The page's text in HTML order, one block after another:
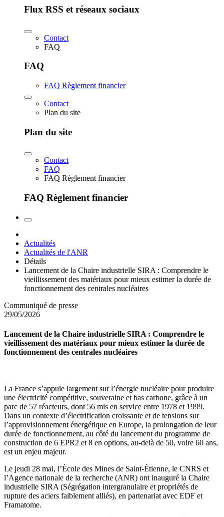
Flux RSS et réseaux sociaux
Contact
FAQ
FAQ
FAQ Règlement financier
Contact
Plan du site
Plan du site
Contact
FAQ
FAQ Règlement financier
FAQ Règlement financier
Actualités
Actualités de l'ANR
Détails
Lancement de la Chaire industrielle SIRA : Comprendre le
vieillissement des matériaux pour mieux estimer la durée de
fonctionnement des centrales nucléaires
Communiqué de presse
29/05/2026
Lancement de la Chaire industrielle SIRA : Comprendre le
vieillissement des matériaux pour mieux estimer la durée de
fonctionnement des centrales nucléaires
La France s’appuie largement sur l’énergie nucléaire pour produire
une électricité compétitive, souveraine et bas carbone, grâce à un
parc de 57 réacteurs, dont 56 mis en service entre 1978 et 1999.
Dans un contexte d’électrification croissante et de tensions sur
l’approvisionnement énergétique en Europe, la prolongation de leur
durée de fonctionnement, au côté du lancement du programme de
construction de 6 EPR2 et 8 en options, au-delà de 50, voire 60 ans,
est un enjeu majeur.
Le jeudi 28 mai, l’École des Mines de Saint-Étienne, le CNRS et
l’Agence nationale de la recherche (ANR) ont inauguré la Chaire
industrielle SIRA (Ségrégation intergranulaire et propriétés de
rupture des aciers faiblement alliés), en partenariat avec EDF et
Framatome.